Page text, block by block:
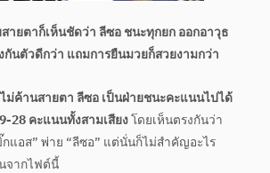
ายตาก็เห็นชัดว่า ลีซอ ชนะทุกยก ออกอาวุธ
กันตัวดีกว่า แถมการยืนมวยก็สวยงามกว่า
ม่ค้านสายตา ลีซอ เป็นฝ่ายชนะคะแนนไปได้
28 คะแนนทั้งสามเสียงโดยเห็นตรงกันว่า
กแอส” พ่าย “ลีซอ” แต่นั่นก็ไม่สำคัญอะไร
จากไฟต์นี้